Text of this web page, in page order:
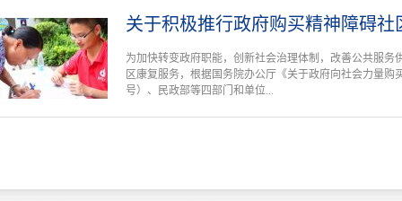
关于积极推行政府购买精神障碍社
为加快转变政府职能，创新社会治理体制，改善公共服务
区康复服务，根据国务院办公厅《关于政府向社会力量购
号）、民政部等四部门和单位...